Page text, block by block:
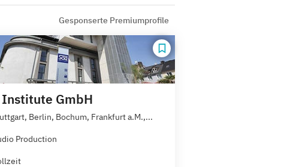
Gesponserte Premiumprofile
Institute GmbH
Berlin, Bochum, Frankfurt a.M.,...
Production